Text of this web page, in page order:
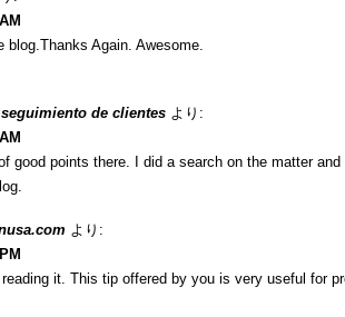
blog.Thanks Again. Awesome.
de clientes より:
good points there. I did a search on the matter
より:
it. This tip offered by you is very useful for